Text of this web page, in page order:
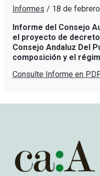
Informes / 18 de
Informe del Consejo
el proyecto de
Consejo Andaluz Del
composición y el
Consulte Informe en